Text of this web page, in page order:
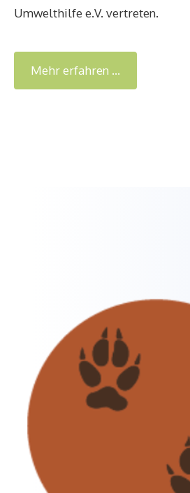
Umwelthilfe e.V. vertreten.
Mehr erfahren …